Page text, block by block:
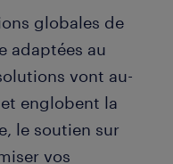
globales de
adaptées au
vont au-
englobent la
le soutien sur
vos